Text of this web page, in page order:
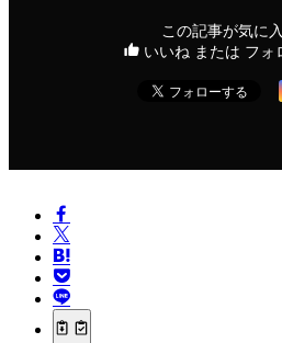
この記事が気に
いいね または フォ